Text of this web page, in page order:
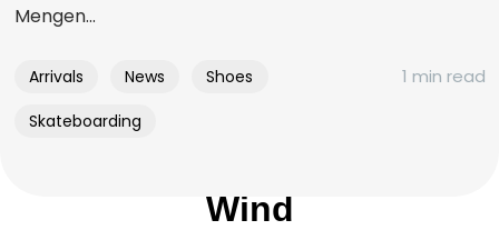
Mengen...
Arrivals News Shoes
Skateboarding
1 min read
Wind